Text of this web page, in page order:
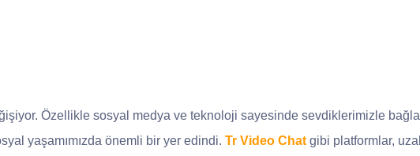
Özellikle sosyal medya ve teknoloji sayesinde sevdiklerimizle
yaşamımızda önemli bir yer edindi. Tr Video Chat gibi platformlar,